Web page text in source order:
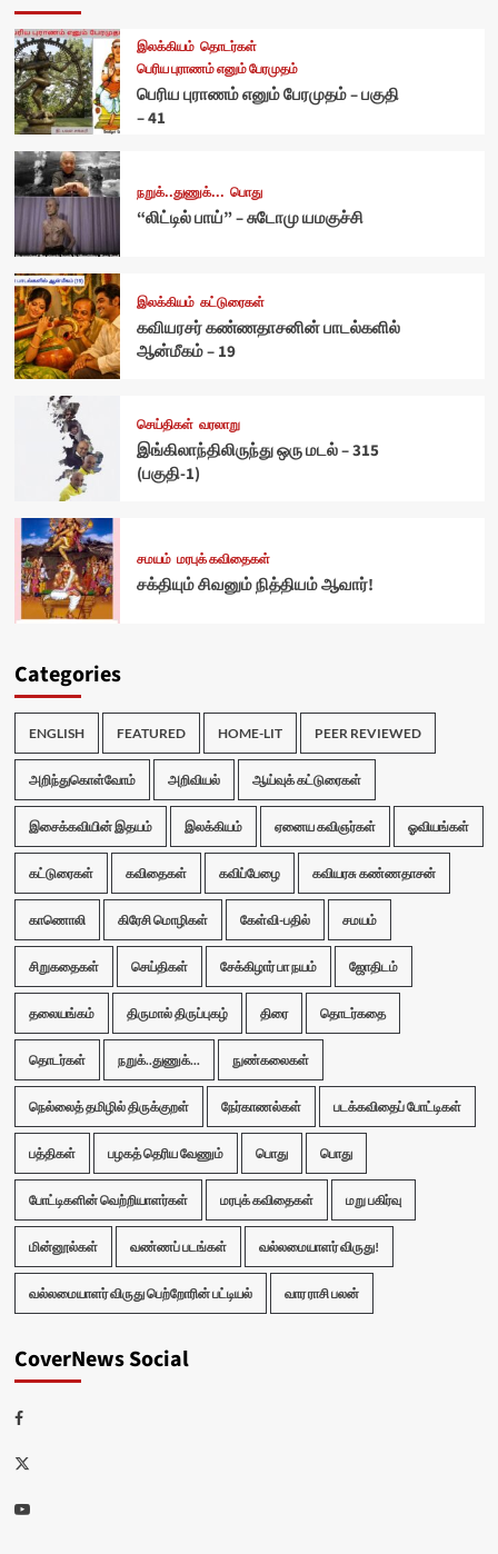
இலக்கியம் தொடர்கள்
பெரிய புராணம் எனும் பேரமுதம்
பெரிய புராணம் எனும் பேரமுதம் – பகுதி
– 41
நறுக்..துணுக்... பொது
“லிட்டில் பாய்” – சுடோமு யமகுச்சி
இலக்கியம் கட்டுரைகள்
கவியரசர் கண்ணதாசனின் பாடல்களில்
ஆன்மீகம் – 19
செய்திகள் வரலாறு
இங்கிலாந்திலிருந்து ஒரு மடல் – 315
(பகுதி-1)
சமயம் மரபுக் கவிதைகள்
சக்தியும் சிவனும் நித்தியம் ஆவார்!
Categories
ENGLISH FEATURED HOME-LIT PEER REVIEWED
அறிந்துகொள்வோம் அறிவியல் ஆய்வுக் கட்டுரைகள்
இசைக்கவியின் இதயம் இலக்கியம் ஏனைய கவிஞர்கள் ஓவியங்கள்
கட்டுரைகள் கவிதைகள் கவிப்பேழை கவியரசு கண்ணதாசன்
காணொலி கிரேசி மொழிகள் கேள்வி-பதில் சமயம்
சிறுகதைகள் செய்திகள் சேக்கிழார் பா நயம் ஜோதிடம்
தலையங்கம் திருமால் திருப்புகழ் திரை தொடர்கதை
தொடர்கள் நறுக்..துணுக்... நுண்கலைகள்
நெல்லைத் தமிழில் திருக்குறள் நேர்காணல்கள் படக்கவிதைப் போட்டிகள்
பத்திகள் பழகத் தெரிய வேணும் பொது பொது
போட்டிகளின் வெற்றியாளர்கள் மரபுக் கவிதைகள் மறு பகிர்வு
மின்னூல்கள் வண்ணப் படங்கள் வல்லமையாளர் விருது!
வல்லமையாளர் விருது பெற்றோரின் பட்டியல் வார ராசி பலன்
CoverNews Social
Facebook
Twitter
Youtube